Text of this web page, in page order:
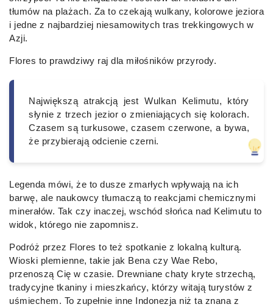
tłumów na plażach. Za to czekają wulkany, kolorowe jeziora
i jedne z najbardziej niesamowitych tras trekkingowych w
Azji.
Flores to prawdziwy raj dla miłośników przyrody.
Największą atrakcją jest Wulkan Kelimutu, który
słynie z trzech jezior o zmieniających się kolorach.
Czasem są turkusowe, czasem czerwone, a bywa,
że przybierają odcienie czerni.
Legenda mówi, że to dusze zmarłych wpływają na ich
barwę, ale naukowcy tłumaczą to reakcjami chemicznymi
minerałów. Tak czy inaczej, wschód słońca nad Kelimutu to
widok, którego nie zapomnisz.
Podróż przez Flores to też spotkanie z lokalną kulturą.
Wioski plemienne, takie jak Bena czy Wae Rebo,
przenoszą Cię w czasie. Drewniane chaty kryte strzechą,
tradycyjne tkaniny i mieszkańcy, którzy witają turystów z
uśmiechem. To zupełnie inne Indonezja niż ta znana z